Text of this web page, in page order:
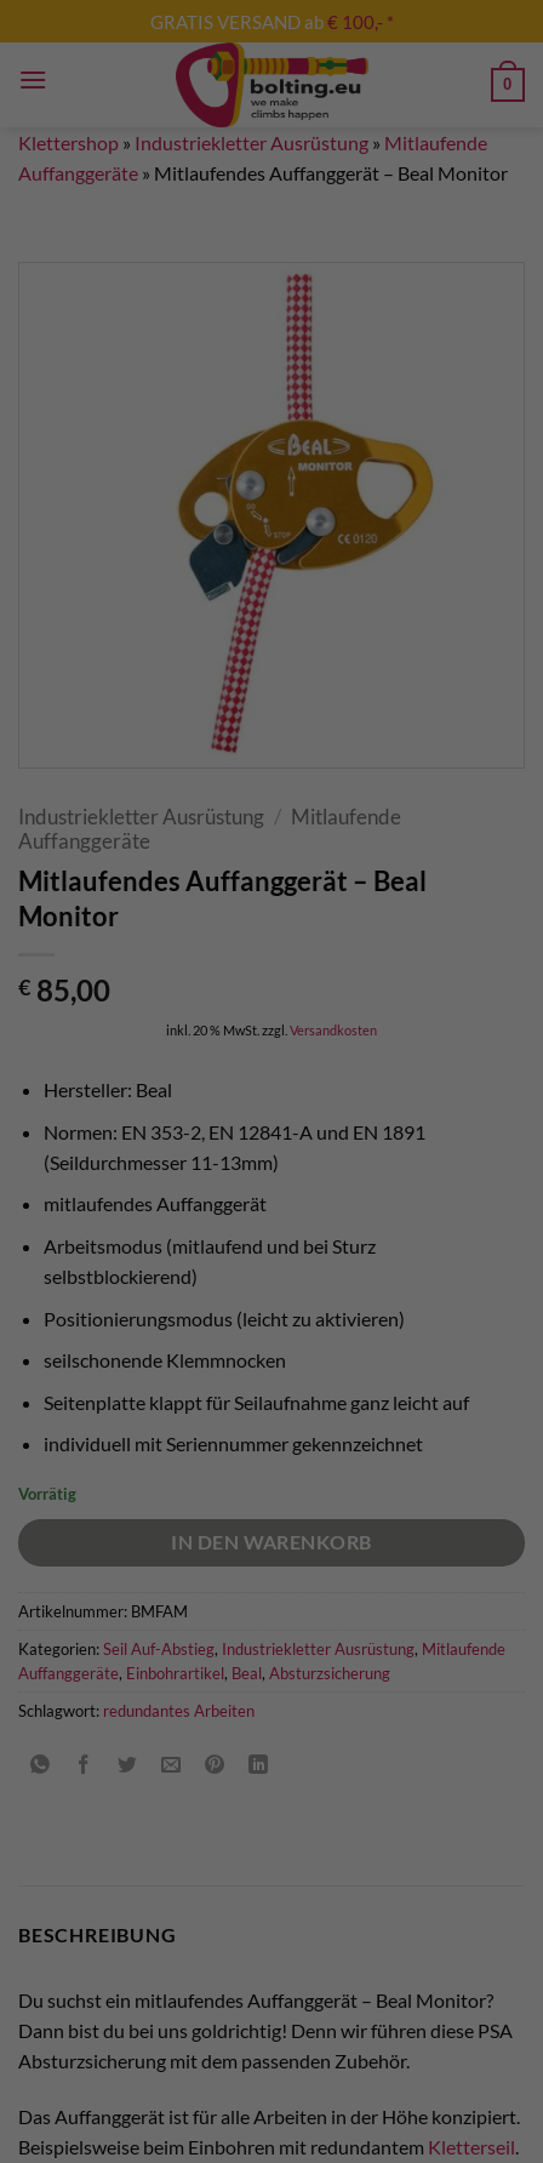
Inhalt
springen
GRATIS VERSAND ab€ 100,- *
0
Klettershop » Industriekletter Ausrüstung » Mitlaufende
Auffanggeräte » Mitlaufendes Auffanggerät – Beal Monitor
Industriekletter Ausrüstung / Mitlaufende
Auffanggeräte
Mitlaufendes Auffanggerät – Beal
Monitor
€ 85,00
inkl. 20 % MwSt. zzgl. Versandkosten
Hersteller: Beal
Normen: EN 353-2, EN 12841-A und EN 1891
(Seildurchmesser 11-13mm)
mitlaufendes Auffanggerät
Arbeitsmodus (mitlaufend und bei Sturz
selbstblockierend)
Positionierungsmodus (leicht zu aktivieren)
seilschonende Klemmnocken
Seitenplatte klappt für Seilaufnahme ganz leicht auf
individuell mit Seriennummer gekennzeichnet
Vorrätig
IN DEN WARENKORB
Artikelnummer: BMFAM
Kategorien:Seil Auf-Abstieg, Industriekletter Ausrüstung, Mitlaufende
Auffanggeräte, Einbohrartikel, Beal, Absturzsicherung
Schlagwort: redundantes Arbeiten
BESCHREIBUNG
Du suchst ein mitlaufendes Auffanggerät – Beal Monitor?
Dann bist du bei uns goldrichtig! Denn wir führen diese PSA
Absturzsicherung mit dem passenden Zubehör.
Das Auffanggerät ist für alle Arbeiten in der Höhe konzipiert.
Beispielsweise beim Einbohren mit redundantem Kletterseil